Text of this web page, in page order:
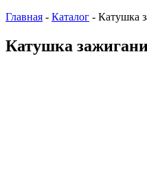
Главная - Каталог - Катушка
Катушка